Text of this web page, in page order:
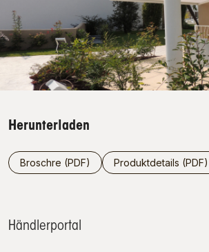
Herunterladen
Broschre (PDF) Produktdetails (PDF)
Händlerportal